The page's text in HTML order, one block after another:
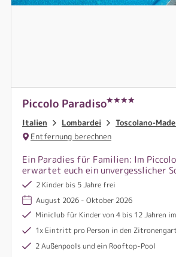
Piccolo Paradiso
Italien Lombardei
Toscolano-
Entfernung berechnen
Ein Paradies für Familien: Im
erwartet euch ein unvergesslicher
Lachen, Baden im Gardasee,
italienischer Herzlichkeit – einfach
2 Kinder bis 5 Jahre frei
August 2026 - Oktober 2026
Miniclub für Kinder von 4 bis 12 Jahren im Zeitraum
1x Eintritt pro Person in den Zitronengarten „La Limonaia del Castel“ in
2 Außenpools und ein Rooftop-Pool